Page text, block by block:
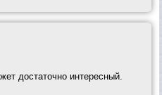
достаточно интересный.